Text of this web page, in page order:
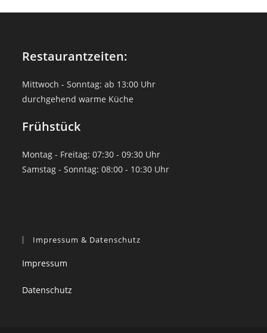
Restaurantzeiten:
Mittwoch - Sonntag: ab 13:00 Uhr
durchgehend warme Küche
Frühstück
Montag - Freitag: 07:30 - 09:30 Uhr
Samstag - Sonntag: 08:00 - 10:30 Uhr
Impressum & Datenschutz
Impressum
Datenschutz